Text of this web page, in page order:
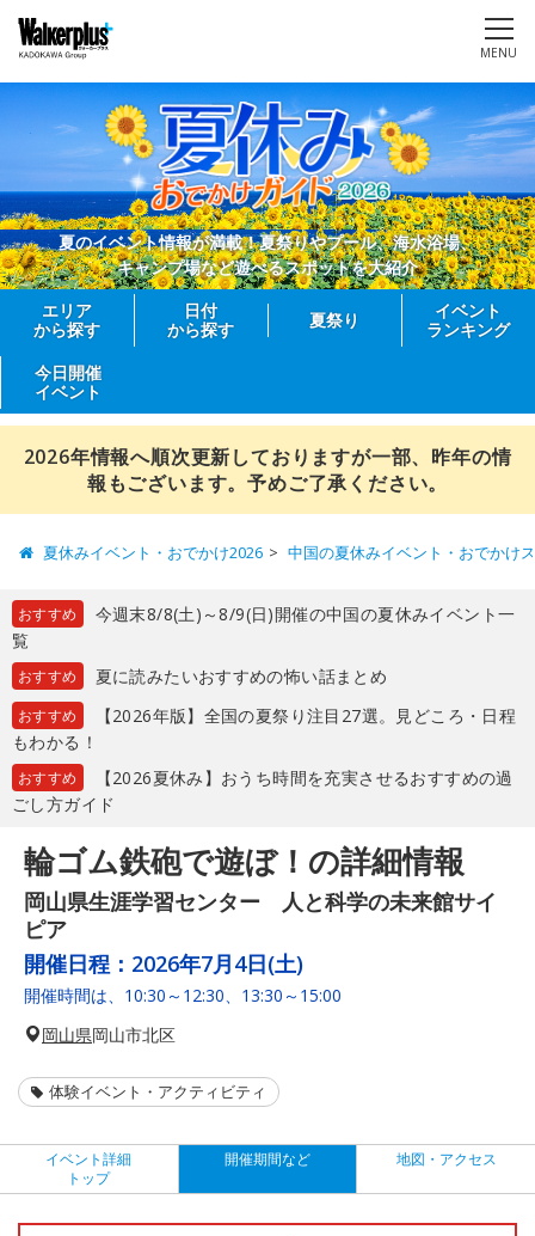
MENU
夏のイベント情報が満載！夏祭りやプール、海水浴場、
キャンプ場など遊べるスポットを大紹介
エリア
から探す
日付
から探す
夏祭り
イベント
ランキング
今日開催
イベント
2026年情報へ順次更新しておりますが一部、昨年の情
報もございます。予めご了承ください。
夏休みイベント・おでかけ2026 中国の夏休みイベント・おでかけ
おすすめ
今週末8/8(土)～8/9(日)開催の中国の夏休みイベント一
覧
おすすめ 夏に読みたいおすすめの怖い話まとめ
おすすめ
【2026年版】全国の夏祭り注目27選。見どころ・日程
もわかる！
おすすめ
【2026夏休み】おうち時間を充実させるおすすめの過
ごし方ガイド
輪ゴム鉄砲で遊ぼ！の詳細情報
岡山県生涯学習センター 人と科学の未来館サイ
ピア
開催日程： 2026年7月4日(土)
開催時間は、10:30～12:30、13:30～15:00
岡山県岡山市北区
体験イベント・アクティビティ
イベント詳細
トップ
開催期間など 地図・アクセス